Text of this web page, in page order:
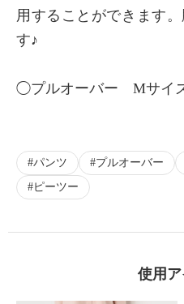
用することができます
す♪
◯プルオーバー Mサイ
パンツ プルオーバー
ピーツー
使用